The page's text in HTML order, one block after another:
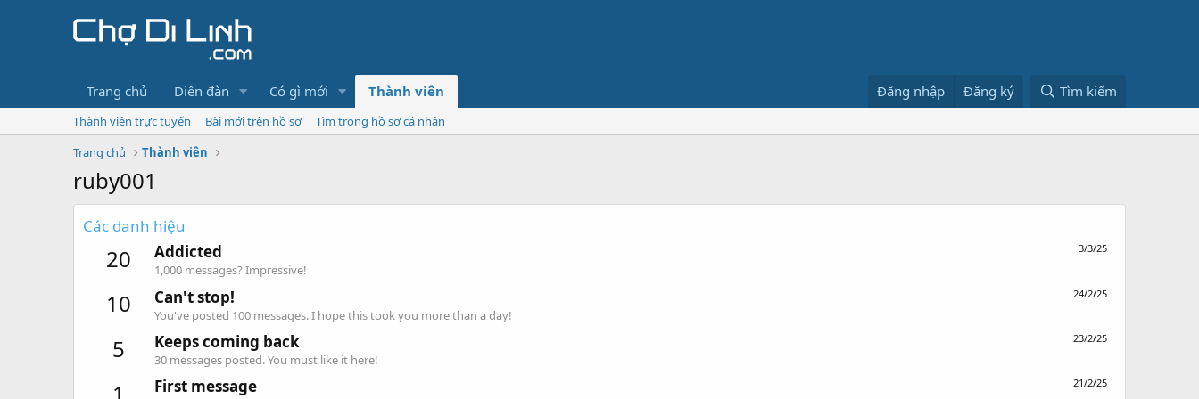
Trang chủ Diễn đàn Có gì mới Thành viên Đăng nhập Đăng ký Tìm kiếm
Thành viên trực tuyến Bài mới trên hồ sơ
Tìm trong hồ sơ cá nhân
Trang chủ
Thành viên
ruby001
Các danh hiệu
20 3/3/25
Addicted
1,000 messages? Impressive!
10 24/2/25
Can't stop!
You've posted 100 messages. I hope this took you more than a day!
5 23/2/25
Keeps coming back
30 messages posted. You must like it here!
21/2/25
First message